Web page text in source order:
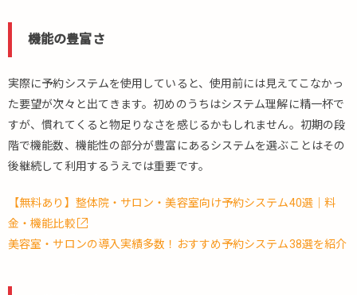
機能の豊富さ
実際に予約システムを使用していると、使用前には見えてこなかっ
た要望が次々と出てきます。初めのうちはシステム理解に精一杯で
すが、慣れてくると物足りなさを感じるかもしれません。初期の段
階で機能数、機能性の部分が豊富にあるシステムを選ぶことはその
後継続して利用するうえでは重要です。
【無料あり】整体院・サロン・美容室向け予約システム40選｜料
金・機能比較
美容室・サロンの導入実績多数！おすすめ予約システム38選を紹介